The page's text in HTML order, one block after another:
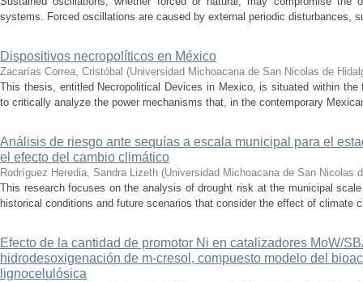
systems. Forced oscillations are caused by external periodic disturbances,
Dispositivos necropolíticos en México
Zacarías Correa, Cristóbal (Universidad Michoacana de San Nicolas de
This thesis, entitled Necropolitical Devices in Mexico, is situated within
to critically analyze the power mechanisms that, in the contemporary
Análisis de riesgo ante sequías a escala municipal para el
el efecto del cambio climático
Rodríguez Heredia, Sandra Lizeth (Universidad Michoacana de San Nicolas
This research focuses on the analysis of drought risk at the municipal
historical conditions and future scenarios that consider the effect of climate
Efecto de la cantidad de promotor Ni en catalizadores MoW/
hidrodesoxigenación de m-cresol, compuesto modelo del
lignocelulósica